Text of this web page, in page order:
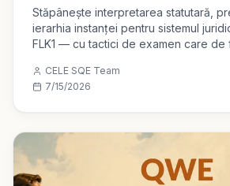
Stăpânește interpretarea statutară,
ierarhia instanței pentru sistemul
FLK1 — cu tactici de examen care de
CELE SQE Team
7/15/2026